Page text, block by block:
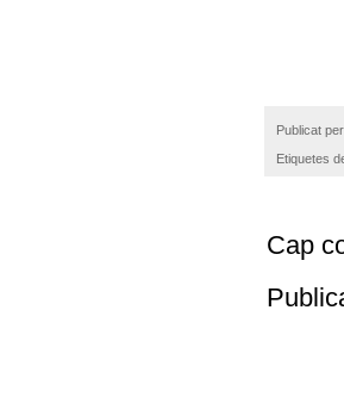
Publicat per
Etiquetes
Cap